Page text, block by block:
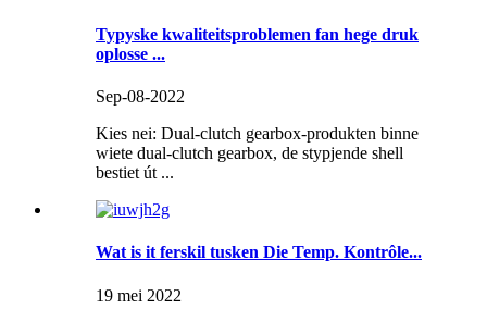
Typyske kwaliteitsproblemen fan hege druk
oplosse ...
Sep-08-2022
Kies nei: Dual-clutch gearbox-produkten binne
wiete dual-clutch gearbox, de stypjende shell
bestiet út ...
Wat is it ferskil tusken Die Temp. Kontrôle...
19 mei 2022